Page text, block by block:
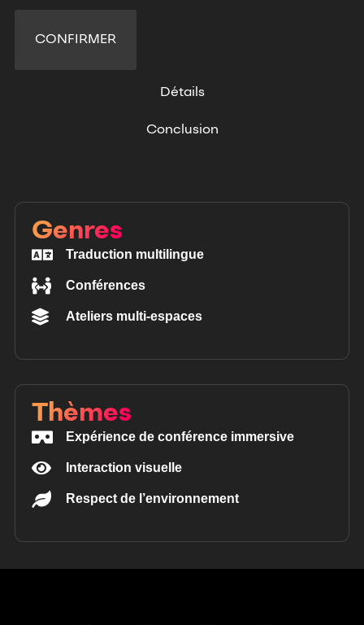
Genres
Traduction multilingue
Conférences
Ateliers multi-espaces
Thèmes
Expérience de conférence immersive
Interaction visuelle
Respect de l’environnement
Détails
Conclusion